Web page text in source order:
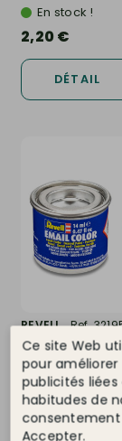
En stock !
2,20 €
DÉTAIL
REVELL Ref.
Bronze métal,
Color - REVELL
En stock !
2,20 €
Ce site Web
pour
publicités
habitudes de
consentement
Accepter.